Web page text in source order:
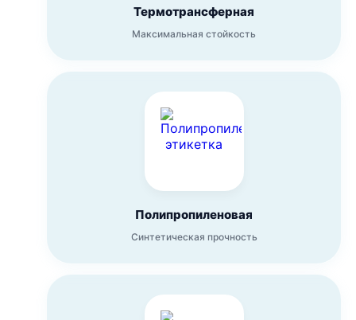
Термотрансферная
Максимальная стойкость
Полипропиленовая
Синтетическая прочность